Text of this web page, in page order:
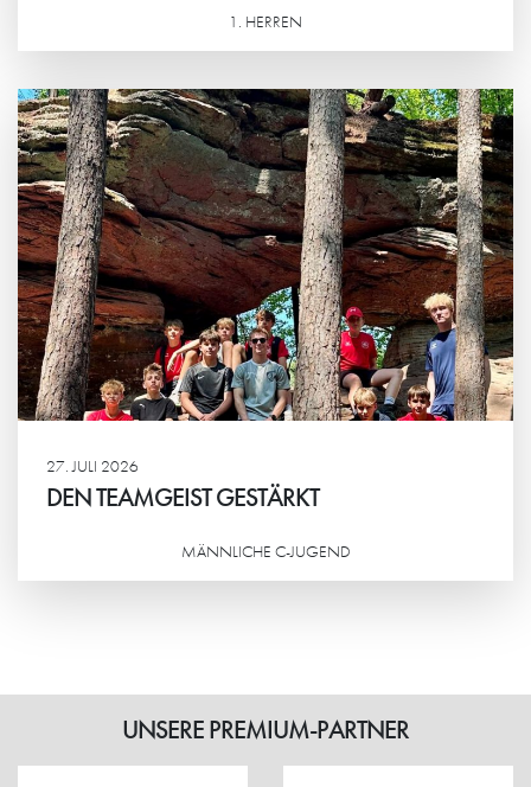
1. HERREN
27. JULI 2026
DEN TEAMGEIST GESTÄRKT
MÄNNLICHE C-JUGEND
UNSERE PREMIUM-PARTNER